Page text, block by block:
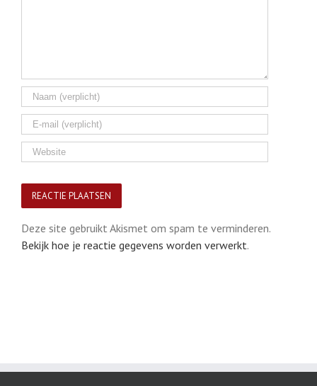
Deze site gebruikt Akismet om spam te verminderen.
Bekijk hoe je reactie gegevens worden verwerkt.